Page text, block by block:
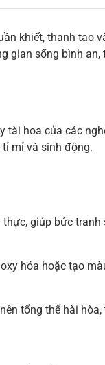
khiết, thanh tao
gian sống bình
hoa của các
mỉ và sinh động.
giúp bức
hóa hoặc tạo
tổng thể hài hòa,